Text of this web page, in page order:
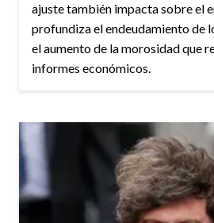
ajuste también impacta sobre el
profundiza el endeudamiento de
el aumento de la morosidad que
informes económicos.